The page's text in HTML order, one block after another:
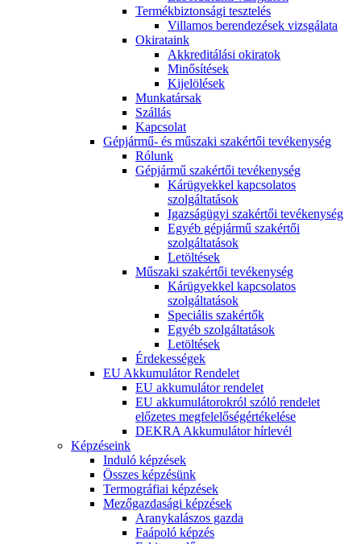
Termékbiztonsági tesztelés
Villamos berendezések vizsgálata
Okirataink
Akkreditálási okiratok
Minősítések
Kijelölések
Munkatársak
Szállás
Kapcsolat
Gépjármű- és műszaki szakértői tevékenység
Rólunk
Gépjármű szakértői tevékenység
Kárügyekkel kapcsolatos
szolgáltatások
Igazságügyi szakértői tevékenység
Egyéb gépjármű szakértői
szolgáltatások
Letöltések
Műszaki szakértői tevékenység
Kárügyekkel kapcsolatos
szolgáltatások
Speciális szakértők
Egyéb szolgáltatások
Letöltések
Érdekességek
EU Akkumulátor Rendelet
EU akkumulátor rendelet
EU akkumulátorokról szóló rendelet
előzetes megfelelőségértékelése
DEKRA Akkumulátor hírlevél
Képzéseink
Induló képzések
Összes képzésünk
Termográfiai képzések
Mezőgazdasági képzések
Aranykalászos gazda
Faápoló képzés